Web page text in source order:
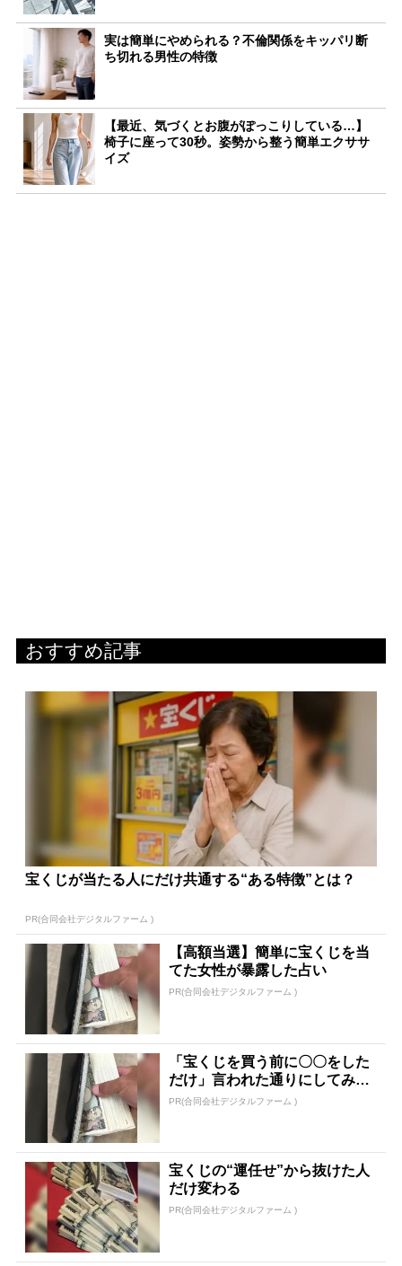
実は簡単にやめられる？不倫関係をキッパリ断
ち切れる男性の特徴
【最近、気づくとお腹がぽっこりしている…】
椅子に座って30秒。姿勢から整う簡単エクササ
イズ
おすすめ記事
宝くじが当たる人にだけ共通する“ある特徴”とは？
PR(合同会社デジタルファーム )
【高額当選】簡単に宝くじを当
てた女性が暴露した占い
PR(合同会社デジタルファーム )
「宝くじを買う前に〇〇をした
だけ」言われた通りにしてみた
ら…
PR(合同会社デジタルファーム )
宝くじの“運任せ”から抜けた人
だけ変わる
PR(合同会社デジタルファーム )